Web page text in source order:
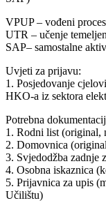
VPUP – vođeni
UTR – učenje
SAP– samostalne
Uvjeti za prijavu:
1. Posjedovanje
HKO-a iz sektora
Potrebna
1. Rodni list (original,
2. Domovnica
3. Svjedodžba zadnje
4. Osobna iskaznica
5. Prijavnica za upis
Učilištu)